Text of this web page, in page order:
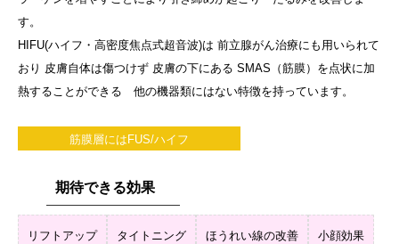
す。
HIFU(ハイフ・高密度焦点式超音波)は 前立腺がん治療にも用いられて
おり 皮膚自体は傷つけず 皮膚の下にある SMAS（筋膜）を点状に加
熱することができる 他の機器類にはない特徴を持っています。
筋膜層にはFUS/ハイフ
期待できる効果
リフトアップ タイトニング ほうれい線の改善 小顔効果